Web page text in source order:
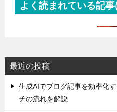
よく読まれている記
最近の投稿
生成AIでブログ記事を効率化
チの流れを解説